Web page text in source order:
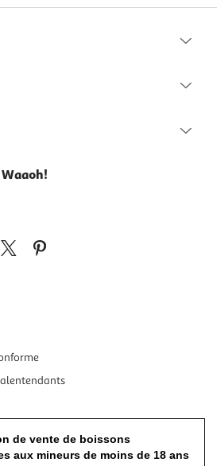
de vente de boissons
aux mineurs de moins de 18 ans